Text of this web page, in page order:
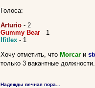
Голоса:
Arturio - 2
Gummy Bear - 1
Ifitlex - 1
Хочу отметить, что Morcar и
только 3 вакантные должности.
Надежды вечная пора...